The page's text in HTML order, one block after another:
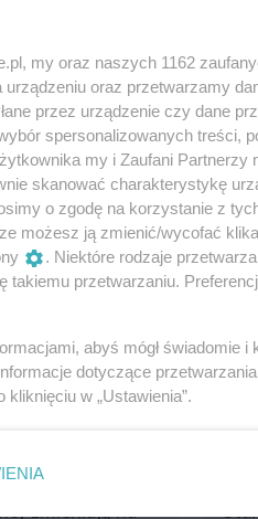
zmieniają na
my oraz naszych 1162
oraz przetwarzamy
przez urządzenie czy dane
spersonalizowanych treści,
my i Zaufani
skanować charakterystykę
o zgodę na korzystanie z
możesz ją zmienić/wycofać
. Niektóre rodzaje
takiemu przetwarzaniu.
abyś mógł świadomie
dotyczące
kliknięciu w „Ustawienia”.